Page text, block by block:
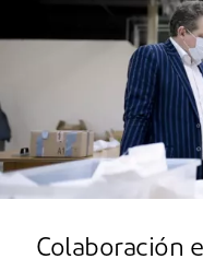
Colaboración